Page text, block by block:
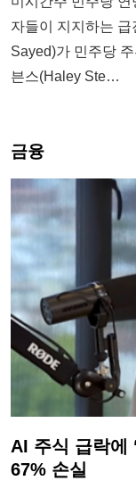
자들이 지지하는
Sayed)가 민주당
븐스(Haley Ste…
금융
AI 주식 급락에
67% 손실